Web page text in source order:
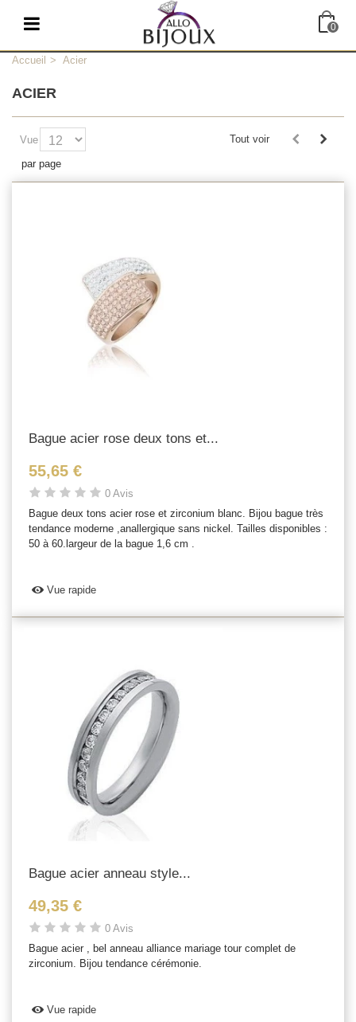
0
Accueil > Acier
ACIER
Vue
par page
Tout voir
Bague acier rose deux tons et...
55,65 €
0 Avis
Bague deux tons acier rose et zirconium blanc. Bijou bague très
tendance moderne ,anallergique sans nickel. Tailles disponibles :
50 à 60.largeur de la bague 1,6 cm .
Vue rapide
Bague acier anneau style...
49,35 €
0 Avis
Bague acier , bel anneau alliance mariage tour complet de
zirconium. Bijou tendance cérémonie.
Vue rapide